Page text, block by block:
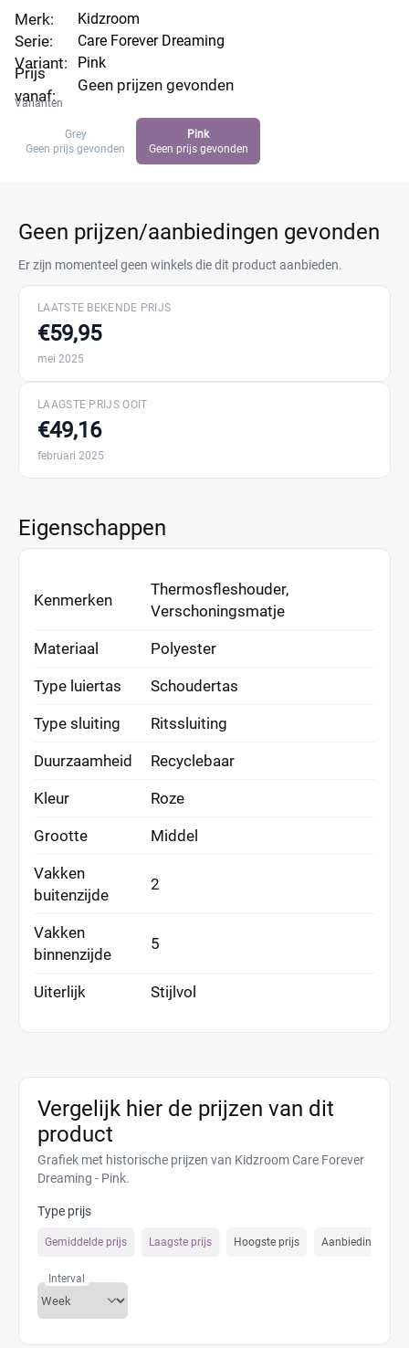
Merk:
Serie:
Variant:
Prijs
vanaf:
Kidzroom
Care Forever Dreaming
Pink
Geen prijzen gevonden
Varianten
Grey
Geen prijs gevonden
Pink
Geen prijs gevonden
Geen prijzen/aanbiedingen gevonden
Er zijn momenteel geen winkels die dit product aanbieden.
LAATSTE BEKENDE PRIJS
€59,95
mei 2025
LAAGSTE PRIJS OOIT
€49,16
februari 2025
Eigenschappen
Kenmerken
Thermosfleshouder,
Verschoningsmatje
Materiaal Polyester
Type luiertas Schoudertas
Type sluiting Ritssluiting
Duurzaamheid Recyclebaar
Kleur Roze
Grootte Middel
Vakken
buitenzijde
2
Vakken
binnenzijde
5
Uiterlijk Stijlvol
Vergelijk hier de prijzen van dit
product
Grafiek met historische prijzen van Kidzroom Care Forever
Dreaming - Pink.
Type prijs
Gemiddelde prijs Laagste prijs Hoogste prijs Aanbiedings prijs
Interval